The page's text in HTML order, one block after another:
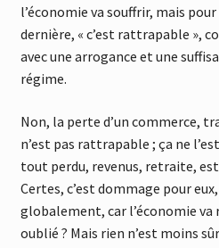
l’économie va souffrir, mais
dernière, « c’est rattrapable »,
avec une arrogance et une
régime.
Non, la perte d’un commerce,
n’est pas rattrapable ; ça ne
tout perdu, revenus, retraite,
Certes, c’est dommage pour
globalement, car l’économie
oublié ? Mais rien n’est moins